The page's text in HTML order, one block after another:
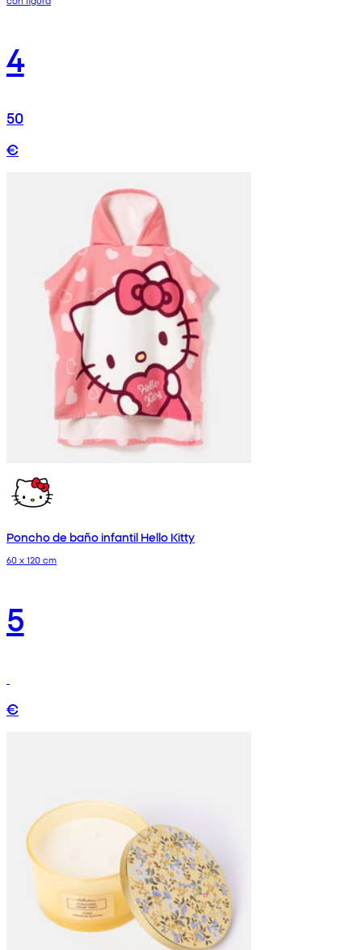
4
50
€
Poncho de baño infantil Hello Kitty
60 x 120 cm
5
€